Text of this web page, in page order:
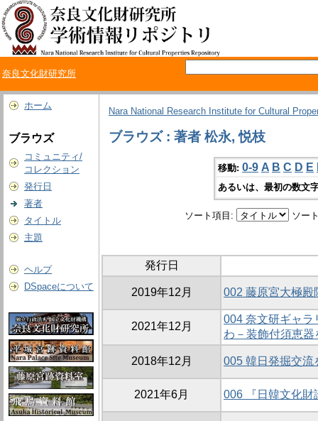
奈良文化財研究所
ホーム
ブラウズ
コミュニティ/
コレクション
発行日
著者
タイトル
主題
ヘルプ
DSpaceについて
Nara National Research Institute for Cultural
ブラウズ : 著者 松永, 悦枝
移動: 0-9 A B C D E
あるいは、最初の数文
ソート項目: ソー
発行日
2019年12月 002 藤原宮大極殿
2021年12月
004 奈文研ギャラ
わ－装飾付須恵
2018年12月 005 韓日発掘交流
2021年6月 006 『日韓文化